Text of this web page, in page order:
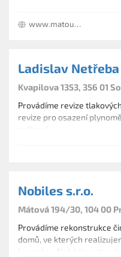
www.matousekservis.cz
Ladislav Netřeba
Kvapilova 1353, 356 01
Provádíme revize
revize pro osazení plynoměru a
Nobiles s.r.o.
Mátová 194/30, 104 00
Provádíme rekonstrukce
domů, ve kterých
koupelen. Nabízíme